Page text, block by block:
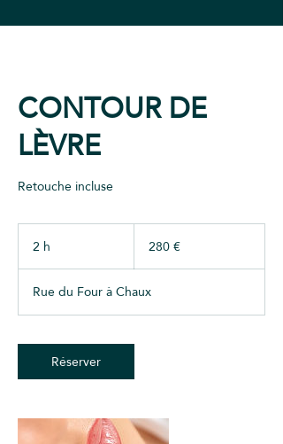
CONTOUR DE
LÈVRE
Retouche incluse
2 h
h
280 €
Rue du Four à Chaux
Réserver